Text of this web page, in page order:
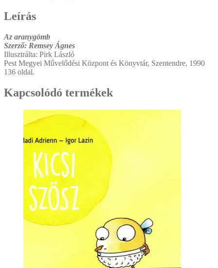
Leírás
Az aranygömb
Szerző: Remsey Ágnes
Illusztrálta: Pirk László
Pest Megyei Művelődési Központ és Könyvtár, Szentendre, 1990
136 oldal.
Kapcsolódó termékek